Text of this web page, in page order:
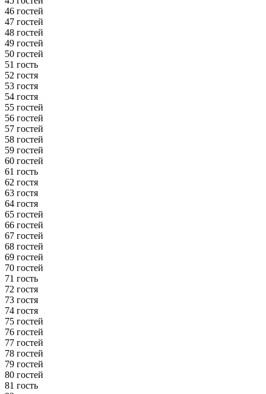
46 гостей
47 гостей
48 гостей
49 гостей
50 гостей
51 гость
52 гостя
53 гостя
54 гостя
55 гостей
56 гостей
57 гостей
58 гостей
59 гостей
60 гостей
61 гость
62 гостя
63 гостя
64 гостя
65 гостей
66 гостей
67 гостей
68 гостей
69 гостей
70 гостей
71 гость
72 гостя
73 гостя
74 гостя
75 гостей
76 гостей
77 гостей
78 гостей
79 гостей
80 гостей
81 гость